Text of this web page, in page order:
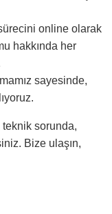
online olarak
hakkında her
sayesinde,
teknik sorunda,
Bize ulaşın,